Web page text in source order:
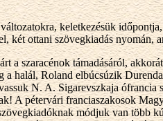
keletkezésük
két ottani szövegkiadás nyomán,
szaracénok támadásáról,
halál, Roland elbúcsúzik
N. A. Sigarevszkaja ófrancia
pétervári franciaszakosok
módjuk van több